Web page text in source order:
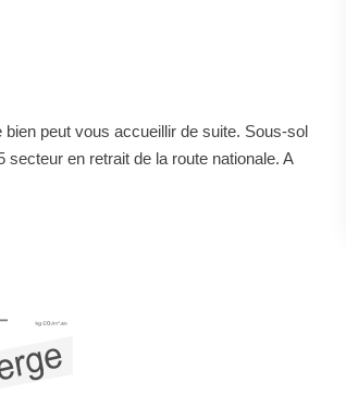
peut vous accueillir de suite. Sous-sol
en retrait de la route nationale. A